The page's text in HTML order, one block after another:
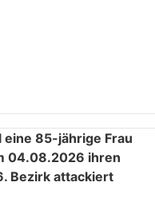
85-jährige Frau
04.08.2026 ihren
Bezirk attackiert